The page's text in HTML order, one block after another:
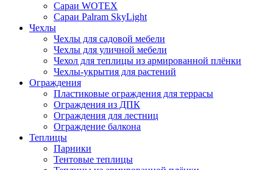
Сараи WOTEX
Сараи Palram SkyLight
Чехлы
Чехлы для садовой мебели
Чехлы для уличной мебели
Чехол для теплицы из армированной плёнки
Чехлы-укрытия для растений
Ограждения
Пластиковые ограждения для террасы
Ограждения из ДПК
Ограждения для лестниц
Ограждение балкона
Теплицы
Парники
Тентовые теплицы